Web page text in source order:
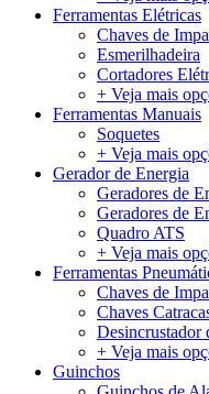
Ferramentas Elétricas
Chaves de
Esmerilhadeira
Cortadores
+ Veja mais
Ferramentas Manuais
Soquetes
+ Veja mais
Gerador de Energia
Geradores de
Geradores de
Quadro ATS
+ Veja mais
Ferramentas
Chaves de
Chaves
Desincrustador
+ Veja mais
Guinchos